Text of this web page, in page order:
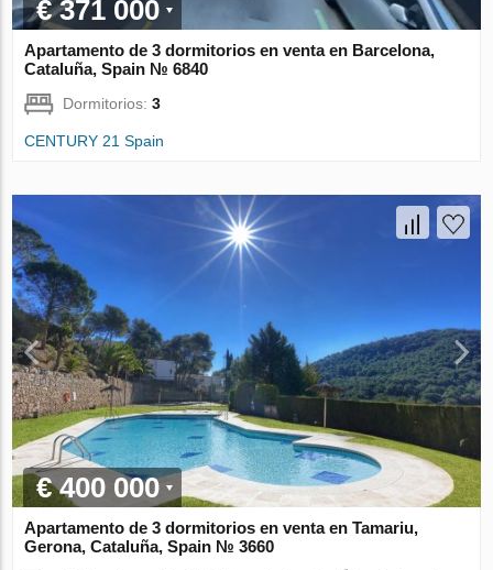
€ 371 000
Apartamento de 3 dormitorios en venta en Barcelona,
Cataluña, Spain № 6840
Dormitorios:3
CENTURY 21 Spain
€ 400 000
Apartamento de 3 dormitorios en venta en Tamariu,
Gerona, Cataluña, Spain № 3660